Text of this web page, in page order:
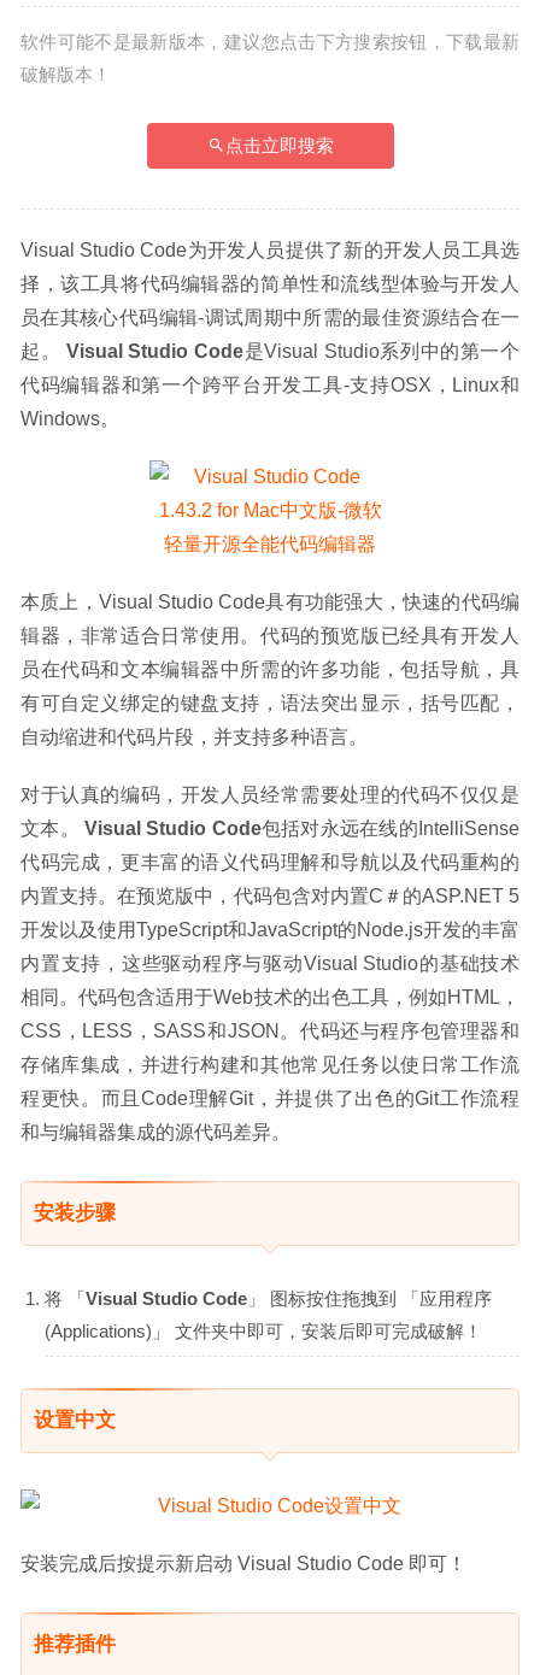
软件可能不是最新版本，建议您点击下方搜索按钮，下载最新
破解版本！
点击立即搜索
Visual Studio Code为开发人员提供了新的开发人员工具选
择，该工具将代码编辑器的简单性和流线型体验与开发人
员在其核心代码编辑-调试周期中所需的最佳资源结合在一
起。 Visual Studio Code是Visual Studio系列中的第一个
代码编辑器和第一个跨平台开发工具-支持OSX，Linux和
Windows。
本质上，Visual Studio Code具有功能强大，快速的代码编
辑器，非常适合日常使用。代码的预览版已经具有开发人
员在代码和文本编辑器中所需的许多功能，包括导航，具
有可自定义绑定的键盘支持，语法突出显示，括号匹配，
自动缩进和代码片段，并支持多种语言。
对于认真的编码，开发人员经常需要处理的代码不仅仅是
文本。 Visual Studio Code包括对永远在线的IntelliSense
代码完成，更丰富的语义代码理解和导航以及代码重构的
内置支持。在预览版中，代码包含对内置C＃的ASP.NET 5
开发以及使用TypeScript和JavaScript的Node.js开发的丰富
内置支持，这些驱动程序与驱动Visual Studio的基础技术
相同。代码包含适用于Web技术的出色工具，例如HTML，
CSS，LESS，SASS和JSON。代码还与程序包管理器和
存储库集成，并进行构建和其他常见任务以使日常工作流
程更快。而且Code理解Git，并提供了出色的Git工作流程
和与编辑器集成的源代码差异。
安装步骤
将 「Visual Studio Code 」 图标按住拖拽到 「应用程序
(Applications)」 文件夹中即可，安装后即可完成破解！
设置中文
安装完成后按提示新启动 Visual Studio Code 即可！
推荐插件